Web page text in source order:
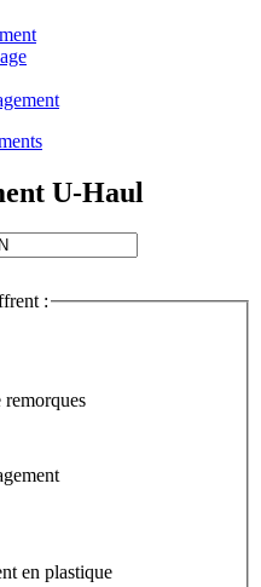
U-Haul
:
remorques
en plastique